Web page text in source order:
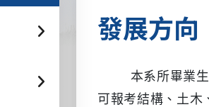
發展方向
本系所畢業
可報考結構、土木